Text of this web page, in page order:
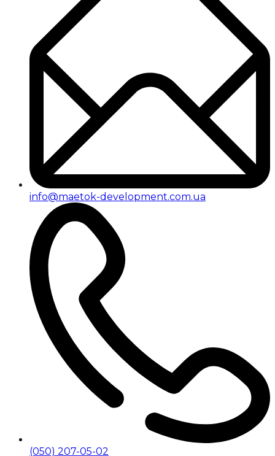
info@maetok-development.com.ua
(050) 207-05-02